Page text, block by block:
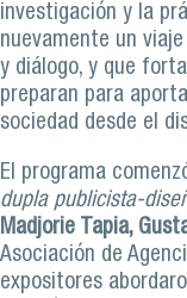
investigación y la
nuevamente un
y diálogo, y que
preparan para
sociedad desde el
El programa
dupla publicista-
Madjorie Tapia,
Asociación de
expositores